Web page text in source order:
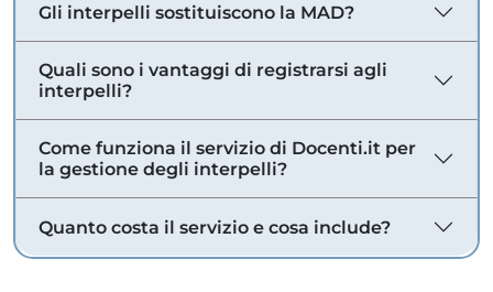
Gli interpelli sostituiscono la MAD?
Quali sono i vantaggi di registrarsi agli
interpelli?
Come funziona il servizio di Docenti.it per
la gestione degli interpelli?
Quanto costa il servizio e cosa include?